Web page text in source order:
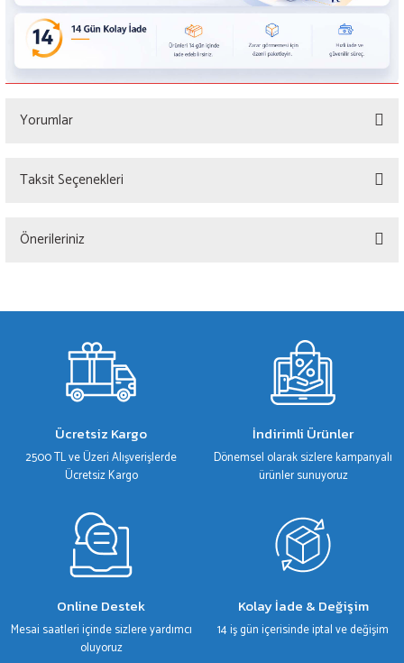
Yorumlar
Taksit Seçenekleri
Önerileriniz
gördüğünüz noktaları öneri formunu kullanarak tarafımıza iletebilirsiniz.
Ürün resmi kalitesiz, bozuk veya görüntülenemiyor.
Ürün açıklamasında eksik bilgiler bulunuyor.
Ürün fiyatı diğer sitelerden daha pahalı.
Bu ürüne benzer farklı alternatifler olmalı.
Ücretsiz Kargo
2500 TL ve Üzeri Alışverişlerde
Ücretsiz Kargo
İndirimli Ürünler
Dönemsel olarak sizlere kampanyalı
ürünler sunuyoruz
Online Destek
Mesai saatleri içinde sizlere yardımcı
oluyoruz
Kolay İade & Değişim
14 iş gün içerisinde iptal ve değişim